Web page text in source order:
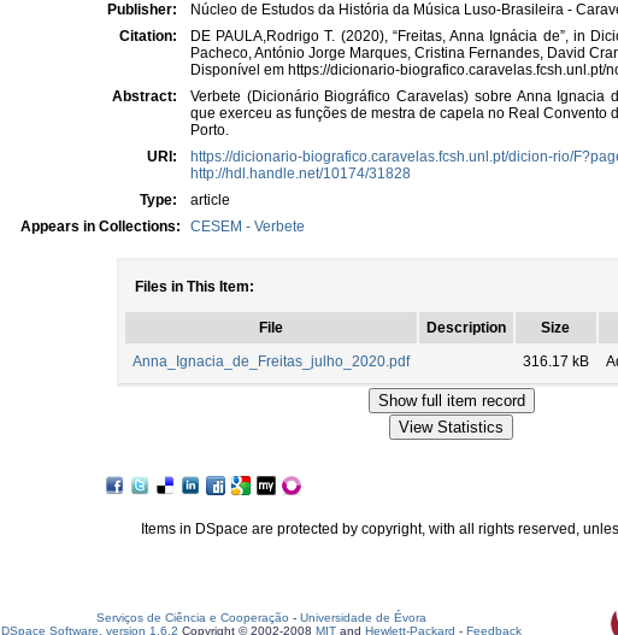
Publisher:
Núcleo de Estudos da História da Música Luso-Brasileira -
Citation:
DE PAULA,Rodrigo T. (2020), “Freitas, Anna Ignácia de”, in
Pacheco, António Jorge Marques, Cristina Fernandes, David
Disponível em https://dicionario-biografico.caravelas.fcsh.unl.pt/
Abstract:
Verbete (Dicionário Biográfico Caravelas) sobre Anna Ignacia
que exerceu as funções de mestra de capela no Real Convento
Porto.
URI:
https://dicionario-biografico.caravelas.fcsh.unl.pt/dicion-rio/
http://hdl.handle.net/10174/31828
Type:
article
Appears in Collections:
CESEM - Verbete
Files in This Item:
File Description Size
Anna_Ignacia_de_Freitas_julho_2020.pdf
316.17 kB
Items in DSpace are protected by copyright, with all rights reserved,
Serviços de Ciência e Cooperação - Universidade de Évora
DSpace Software, version 1.6.2 Copyright © 2002-2008 MIT and Hewlett-Packard - Feedback